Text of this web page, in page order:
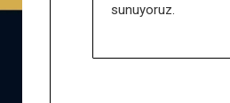
sunuyoruz.